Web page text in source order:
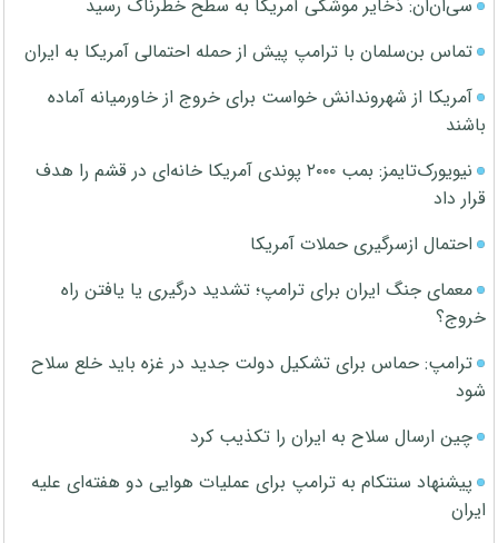
سی‌ان‌ان: ذخایر موشکی آمریکا به سطح خطرناک رسید
تماس بن‌سلمان با ترامپ پیش از حمله احتمالی آمریکا به ایران
آمریکا از شهروندانش خواست برای خروج از خاورمیانه آماده
باشند
نیویورک‌تایمز: بمب ۲۰۰۰ پوندی آمریکا خانه‌ای در قشم را هدف
قرار داد
احتمال ازسرگیری حملات آمریکا
معمای جنگ ایران برای ترامپ؛ تشدید درگیری یا یافتن راه
خروج؟
ترامپ: حماس برای تشکیل دولت جدید در غزه باید خلع سلاح
شود
چین ارسال سلاح به ایران را تکذیب کرد
پیشنهاد سنتکام به ترامپ برای عملیات هوایی دو هفته‌ای علیه
ایران